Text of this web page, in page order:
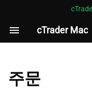
cTrader Mac
검
초
주문 생성
주문